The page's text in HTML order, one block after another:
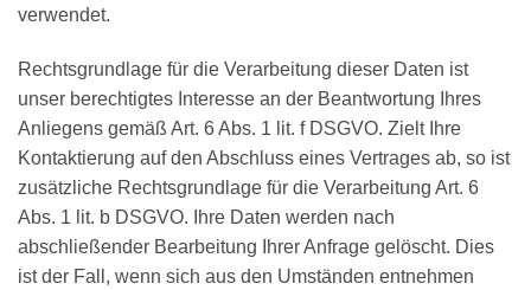
verwendet.
Rechtsgrundlage für die Verarbeitung dieser Daten ist
unser berechtigtes Interesse an der Beantwortung Ihres
Anliegens gemäß Art. 6 Abs. 1 lit. f DSGVO. Zielt Ihre
Kontaktierung auf den Abschluss eines Vertrages ab, so ist
zusätzliche Rechtsgrundlage für die Verarbeitung Art. 6
Abs. 1 lit. b DSGVO. Ihre Daten werden nach
abschließender Bearbeitung Ihrer Anfrage gelöscht. Dies
ist der Fall, wenn sich aus den Umständen entnehmen